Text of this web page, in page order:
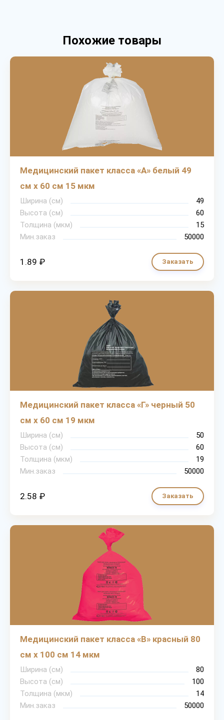
Похожие товары
Медицинский пакет класса «А» белый 49
см х 60 см 15 мкм
Ширина (см)
49
Высота (см)
60
Толщина (мкм)
15
Мин.заказ
50000
1.89 ₽ Заказать
Медицинский пакет класса «Г» черный 50
см х 60 см 19 мкм
Ширина (см)
50
Высота (см)
60
Толщина (мкм)
19
Мин.заказ
50000
2.58 ₽ Заказать
Медицинский пакет класса «В» красный 80
см х 100 см 14 мкм
Ширина (см)
80
Высота (см)
100
Толщина (мкм)
14
Мин.заказ
50000